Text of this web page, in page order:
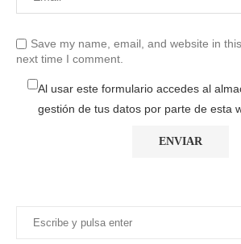
Save my name, email, and website in
next time I comment.
Al usar este formulario accedes al
gestión de tus datos por parte de esta